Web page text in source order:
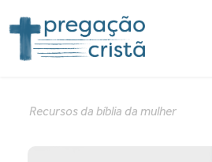
Recursos da bíblia da mulher